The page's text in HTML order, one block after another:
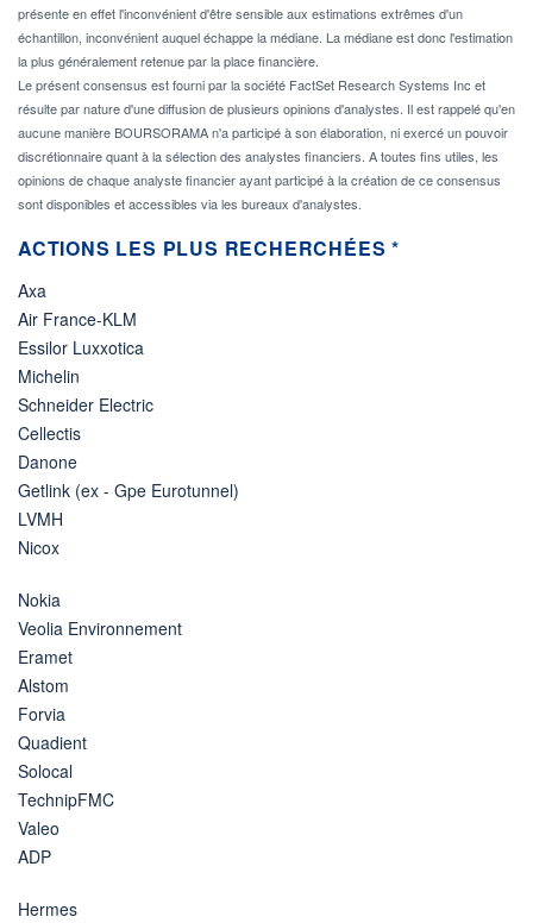
présente en effet l'inconvénient d'être sensible aux estimations extrêmes d'un
échantillon, inconvénient auquel échappe la médiane. La médiane est donc l'estimation
la plus généralement retenue par la place financière.
Le présent consensus est fourni par la société FactSet Research Systems Inc et
résulte par nature d'une diffusion de plusieurs opinions d'analystes. Il est rappelé qu'en
aucune manière BOURSORAMA n'a participé à son élaboration, ni exercé un pouvoir
discrétionnaire quant à la sélection des analystes financiers. A toutes fins utiles, les
opinions de chaque analyste financier ayant participé à la création de ce consensus
sont disponibles et accessibles via les bureaux d'analystes.
ACTIONS LES PLUS RECHERCHÉES *
Axa
Air France-KLM
Essilor Luxxotica
Michelin
Schneider Electric
Cellectis
Danone
Getlink (ex - Gpe Eurotunnel)
LVMH
Nicox
Nokia
Veolia Environnement
Eramet
Alstom
Forvia
Quadient
Solocal
TechnipFMC
Valeo
ADP
Hermes